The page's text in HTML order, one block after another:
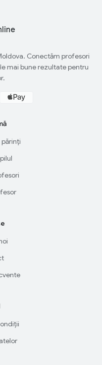
Conectăm profesori
mai bune rezultate pentru